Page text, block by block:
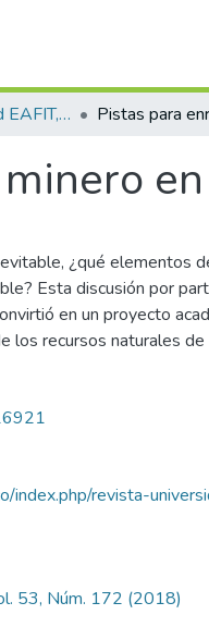
Revista Universidad EAFIT, Vol. 53, Núm. 172 (2018)
¿qué elementos
Esta discusión por
en un proyecto
los recursos naturales de
index.php/revista-
53, Núm. 172 (2018)